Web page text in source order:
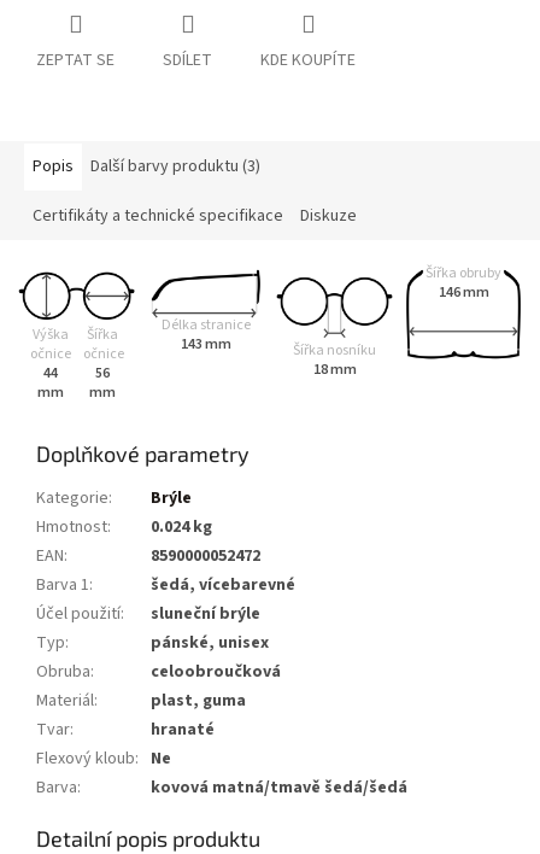
ZEPTAT SE SDÍLET KDE KOUPÍTE
Popis Další barvy produktu (3)
Certifikáty a technické specifikace Diskuze
Výška
očnice
44
mm
Šířka
očnice
56
mm
Délka stranice
143 mm
Šířka nosníku
18 mm
Šířka obruby
146 mm
Doplňkové parametry
Kategorie:
Brýle
Hmotnost:
0.024 kg
EAN:
8590000052472
Barva 1:
šedá, vícebarevné
Účel použití:
sluneční brýle
Typ:
pánské, unisex
Obruba:
celoobroučková
Materiál:
plast, guma
Tvar:
hranaté
Flexový kloub: Ne
Barva: kovová matná/tmavě šedá/šedá
Detailní popis produktu